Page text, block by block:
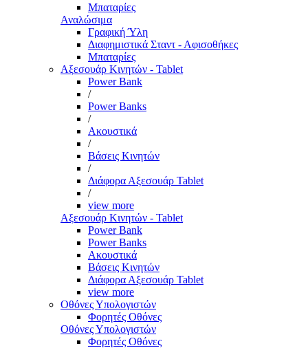
Μπαταρίες
Αναλώσιμα
Γραφική Ύλη
Διαφημιστικά Σταντ - Αφισοθήκες
Μπαταρίες
Αξεσουάρ Κινητών - Tablet
Power Bank
/
Power Banks
/
Ακουστικά
/
Βάσεις Κινητών
/
Διάφορα Αξεσουάρ Tablet
/
view more
Αξεσουάρ Κινητών - Tablet
Power Bank
Power Banks
Ακουστικά
Βάσεις Κινητών
Διάφορα Αξεσουάρ Tablet
view more
Οθόνες Υπολογιστών
Φορητές Οθόνες
Οθόνες Υπολογιστών
Φορητές Οθόνες